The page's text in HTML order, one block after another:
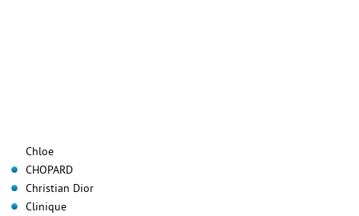
Chloe
CHOPARD
Christian Dior
Clinique